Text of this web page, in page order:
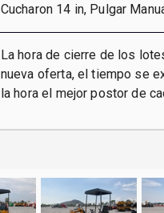
Cucharon 14 in, Pulgar
La hora de cierre de los
nueva oferta, el tiempo se
la hora el mejor postor de